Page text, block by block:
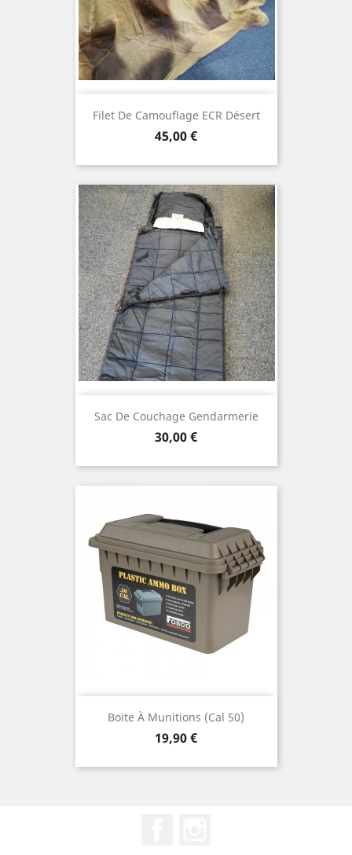
Filet De Camouflage ECR Désert
Prix
45,00 €
Sac De Couchage Gendarmerie
Prix
30,00 €
Boite À Munitions (cal 50)
Prix
19,90 €